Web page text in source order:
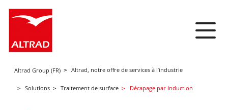
Altrad Group (FR) Altrad, notre offre de services à l’industrie
Solutions Traitement de surface Décapage par induction